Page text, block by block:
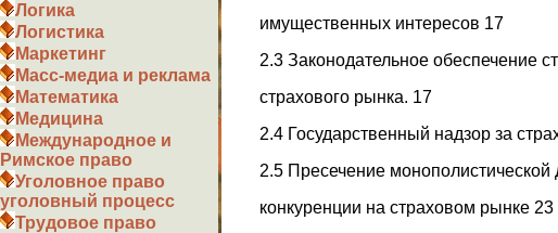
Логика
Логистика
Маркетинг
Масс-медиа и реклама
Математика
Медицина
Международное и
Римское право
Уголовное право
уголовный процесс
Трудовое право
имущественных интересов 17
2.3 Законодательное обеспечение
страхового рынка. 17
2.4 Государственный надзор за
2.5 Пресечение монополистической
конкуренции на страховом рынке 23